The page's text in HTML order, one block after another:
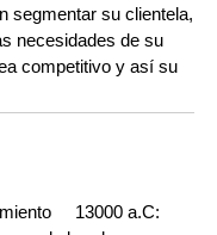
segmentar su clientela,
necesidades de su
competitivo y así su
13000 a.C: